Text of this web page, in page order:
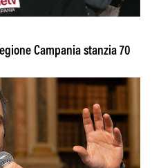
Campania stanzia 70